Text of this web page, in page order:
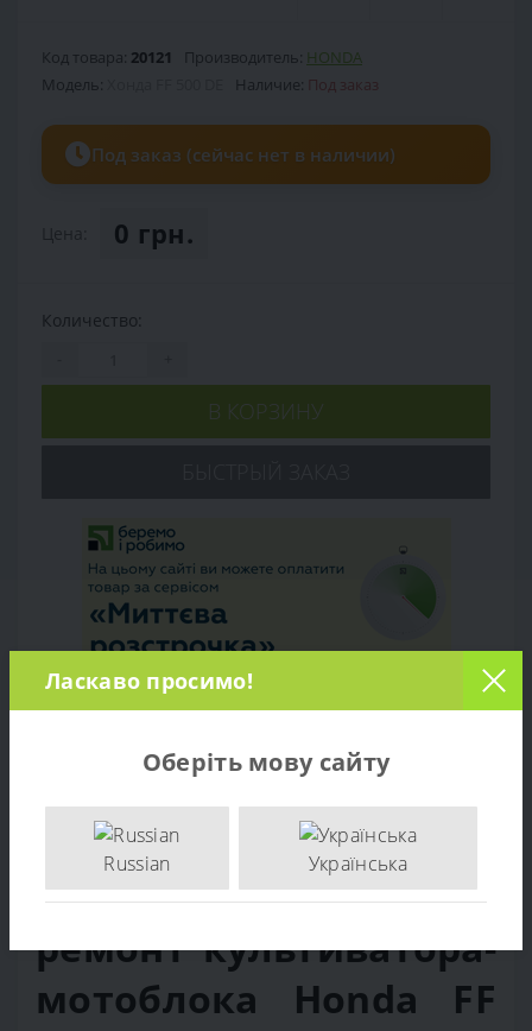
Код товара: 20121 Производитель: HONDA
Модель:
Наличие: Под заказ
Под заказ (сейчас нет в наличии)
0 грн.
Количество:
В КОРЗИНУ
Обзор товара
Отзывов (0)
Обслуживание и
ремонт культиватора-
мотоблока Honda FF
Ласкаво просимо!
Оберіть мову сайту
Russian Українська